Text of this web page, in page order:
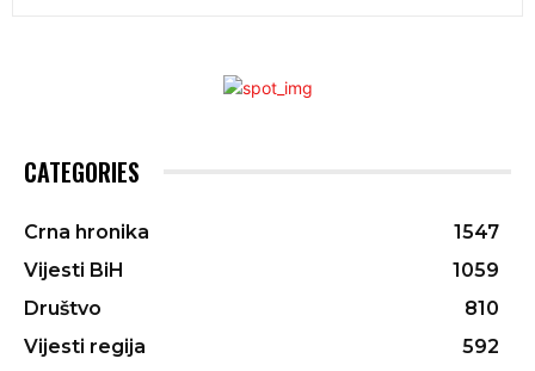
CATEGORIES
Crna hronika
1547
Vijesti BiH
1059
Društvo
810
Vijesti regija
592